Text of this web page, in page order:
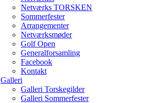
Netværks TORSKEN
Sommerfester
Arrangementer
Netværksmøder
Golf Open
Generalforsamling
Facebook
Kontakt
Galleri
Galleri Torskegilder
Galleri Sommerfester